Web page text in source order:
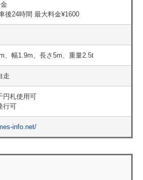
後24時間 最大料金¥1600
、幅1.9m、長さ5m、重量2.5t
走
円札使用可
行可
info.net/